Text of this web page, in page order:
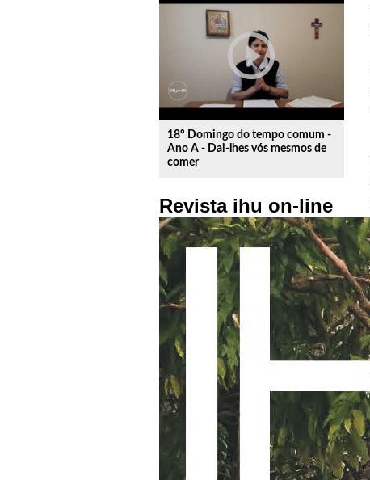
play_circle_outline
18º Domingo do tempo comum -
Ano A - Dai-lhes vós mesmos de
comer
Revista ihu on-line